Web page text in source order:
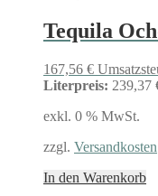
Tequila
167,56 €
Literpreis: 239,37
exkl. 0 % MwSt.
zzgl. Versandkosten
In den Warenkorb